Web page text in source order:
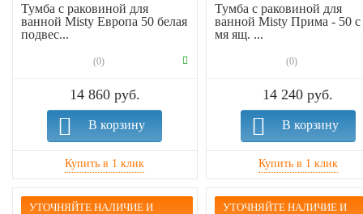
Тумба с раковиной для
ванной Misty Европа 50 белая
подвес...
(0)
14 860 руб.
В корзину
Тумба с раковиной для
ванной Misty Прима - 50 с
мя ящ. ...
(0)
14 240 руб.
В корзину
УТОЧНЯЙТЕ НАЛИЧИЕ И
УТОЧНЯЙТЕ НАЛИЧИЕ И